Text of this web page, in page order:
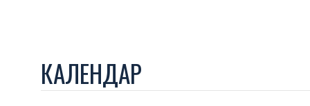
КАЛЕНДАР